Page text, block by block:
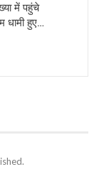
में पहुंचे
धामी हुए…